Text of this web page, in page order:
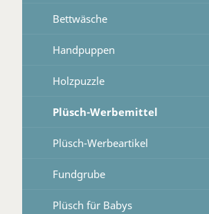
Bettwäsche
Handpuppen
Holzpuzzle
Plüsch-Werbemittel
Plüsch-Werbeartikel
Fundgrube
Plüsch für Babys